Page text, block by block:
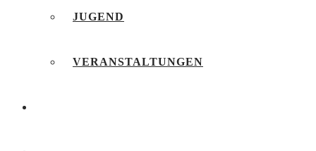
JUGEND
VERANSTALTUNGEN